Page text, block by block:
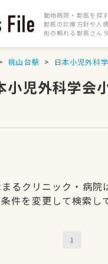
動物病院・獣医を探
獣医の診療方針や人
街の頼れる獣医さん
桃山台駅 日本小児外科
児外科学会
るクリニック・病院
件を変更して検索し
1